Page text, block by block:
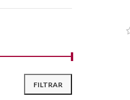
FILTRAR